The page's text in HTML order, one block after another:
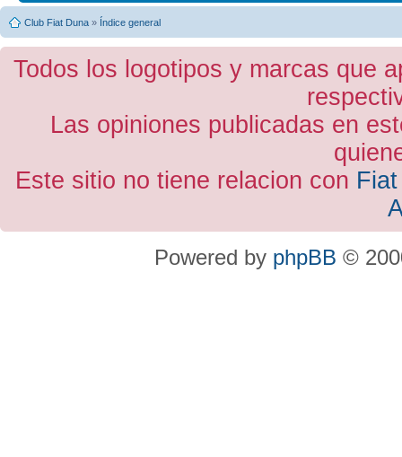
Club Fiat Duna » Índice general
Todos los logotipos y marcas que
Las opiniones publicadas en
Este sitio no tiene relacion con
Powered by phpBB ©